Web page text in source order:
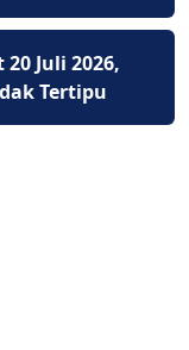
Juli 2026,
Tertipu